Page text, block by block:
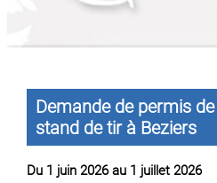
Demande de permis
stand de tir à Beziers
Du 1 juin 2026 au 1 juillet 2026